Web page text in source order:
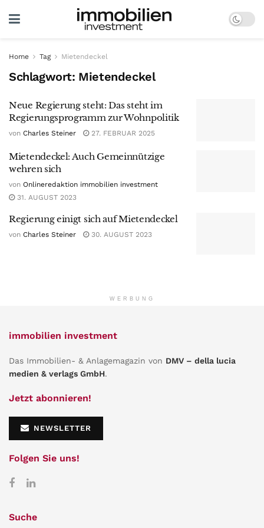
Home Tag Mietendeckel
Schlagwort: Mietendeckel
Neue Regierung steht: Das steht im
Regierungsprogramm zur Wohnpolitik
von Charles Steiner 27. FEBRUAR 2025
Mietendeckel: Auch Gemeinnützige
wehren sich
von Onlineredaktion immobilien investment
31. AUGUST 2023
Regierung einigt sich auf Mietendeckel
von Charles Steiner 30. AUGUST 2023
WERBUNG
immobilien investment
Das Immobilien- & Anlagemagazin von DMV – della lucia
medien & verlags GmbH.
Jetzt abonnieren!
NEWSLETTER
Folgen Sie uns!
Suche